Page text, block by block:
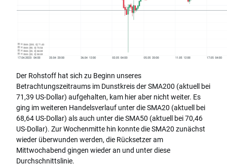
Der Rohstoff hat sich zu Beginn unseres
Betrachtungszeitraums im Dunstkreis der SMA200 (aktuell bei
71,39 US-Dollar) aufgehalten, kam hier aber nicht weiter. Es
ging im weiteren Handelsverlauf unter die SMA20 (aktuell bei
68,64 US-Dollar) als auch unter die SMA50 (aktuell bei 70,46
US-Dollar). Zur Wochenmitte hin konnte die SMA20 zunächst
wieder überwunden werden, die Rücksetzer am
Mittwochabend gingen wieder an und unter diese
Durchschnittslinie.